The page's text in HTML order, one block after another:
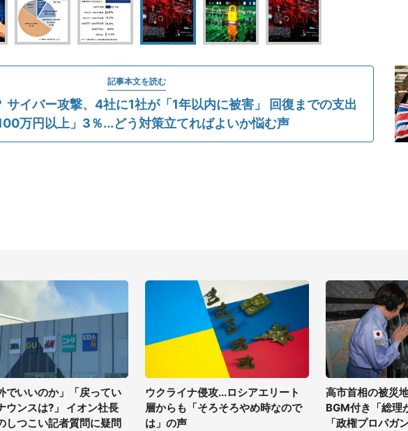
記事本文を読む
サイバー攻撃、4社に1社が「1年以内に被害」 回復までの支出
100万円以上」3％...どう対策立てればよいか悩む声
でいいのか」「戻ってい
ウンスは?」 イオン社長
しつこい記者質問に疑問
ウクライナ侵攻...ロシアエリート
層からも「そろそろやめ時なので
は」の声
高市首相の被災
BGM付き「総理
「政権プロパガ